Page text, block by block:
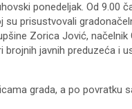
ponedeljak. Od
su prisustvovali
Zorica Jović,
javnih preduzeća i
grada, a po povratku